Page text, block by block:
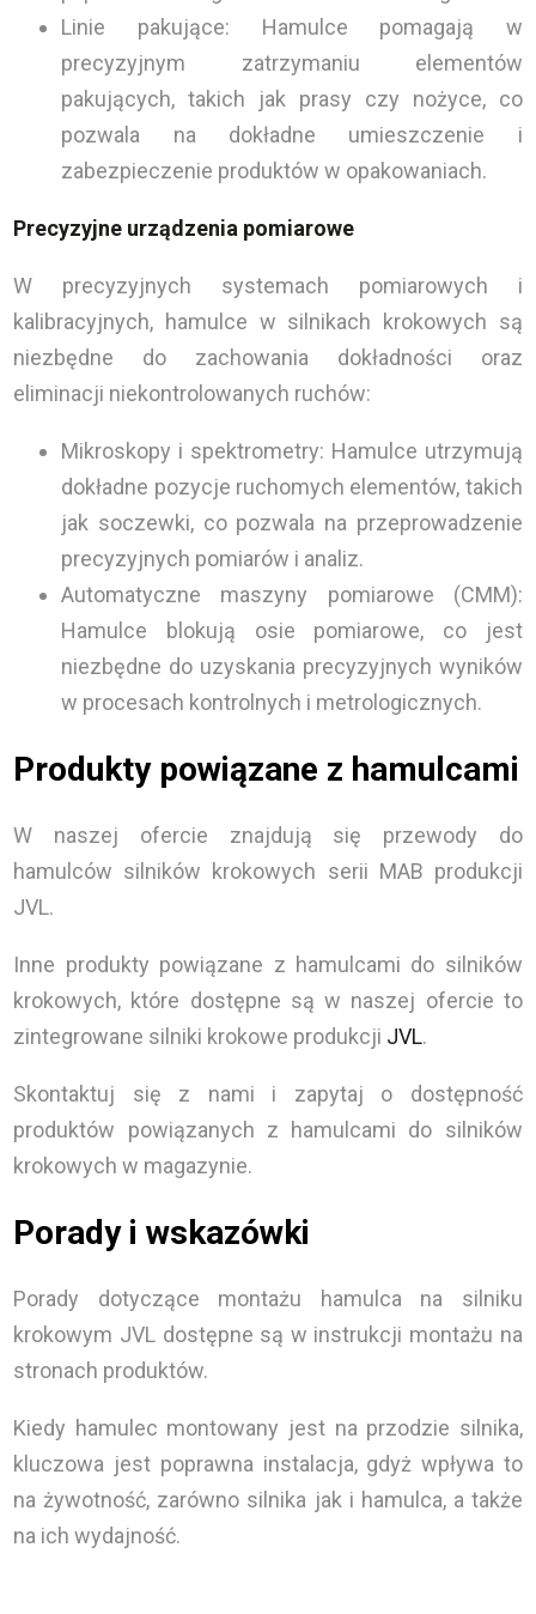
Linie pakujące: Hamulce pomagają w
precyzyjnym zatrzymaniu elementów
pakujących, takich jak prasy czy nożyce, co
pozwala na dokładne umieszczenie i
zabezpieczenie produktów w opakowaniach.
Precyzyjne urządzenia pomiarowe
W precyzyjnych systemach pomiarowych i
kalibracyjnych, hamulce w silnikach krokowych są
niezbędne do zachowania dokładności oraz
eliminacji niekontrolowanych ruchów:
Mikroskopy i spektrometry: Hamulce utrzymują
dokładne pozycje ruchomych elementów, takich
jak soczewki, co pozwala na przeprowadzenie
precyzyjnych pomiarów i analiz.
Automatyczne maszyny pomiarowe (CMM):
Hamulce blokują osie pomiarowe, co jest
niezbędne do uzyskania precyzyjnych wyników
w procesach kontrolnych i metrologicznych.
Produkty powiązane z hamulcami
W naszej ofercie znajdują się przewody do
hamulców silników krokowych serii MAB produkcji
JVL.
Inne produkty powiązane z hamulcami do silników
krokowych, które dostępne są w naszej ofercie to
zintegrowane silniki krokowe produkcji JVL.
Skontaktuj się z nami i zapytaj o dostępność
produktów powiązanych z hamulcami do silników
krokowych w magazynie.
Porady i wskazówki
Porady dotyczące montażu hamulca na silniku
krokowym JVL dostępne są w instrukcji montażu na
stronach produktów.
Kiedy hamulec montowany jest na przodzie silnika,
kluczowa jest poprawna instalacja, gdyż wpływa to
na żywotność, zarówno silnika jak i hamulca, a także
na ich wydajność.